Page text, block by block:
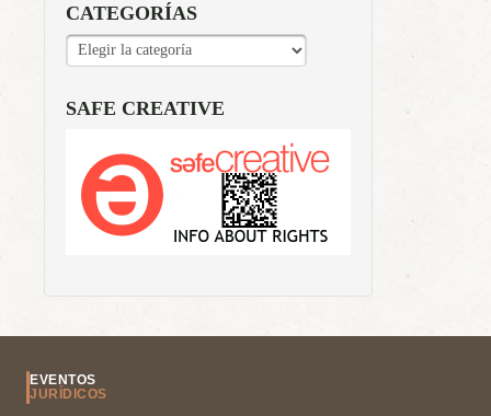
CATEGORÍAS
CATEGORÍAS
SAFE CREATIVE
EVENTOS
JURÍDICOS